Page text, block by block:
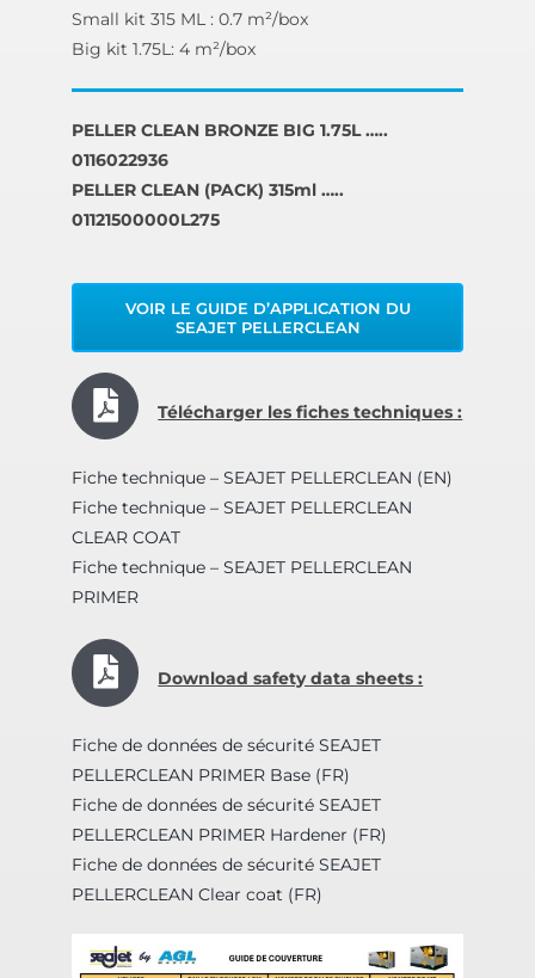
Small kit 315 ML : 0.7 m²/box
Big kit 1.75L: 4 m²/box
PELLER CLEAN BRONZE BIG 1.75L …..
0116022936
PELLER CLEAN (PACK) 315ml …..
01121500000L275
VOIR LE GUIDE D’APPLICATION DU
SEAJET PELLERCLEAN
Télécharger les fiches techniques :
Fiche technique – SEAJET PELLERCLEAN (EN)
Fiche technique – SEAJET PELLERCLEAN
CLEAR COAT
Fiche technique – SEAJET PELLERCLEAN
PRIMER
Download safety data sheets :
Fiche de données de sécurité SEAJET
PELLERCLEAN PRIMER Base (FR)
Fiche de données de sécurité SEAJET
PELLERCLEAN PRIMER Hardener (FR)
Fiche de données de sécurité SEAJET
PELLERCLEAN Clear coat (FR)